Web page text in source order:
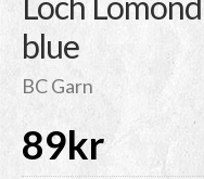
blue
BC Garn
89kr